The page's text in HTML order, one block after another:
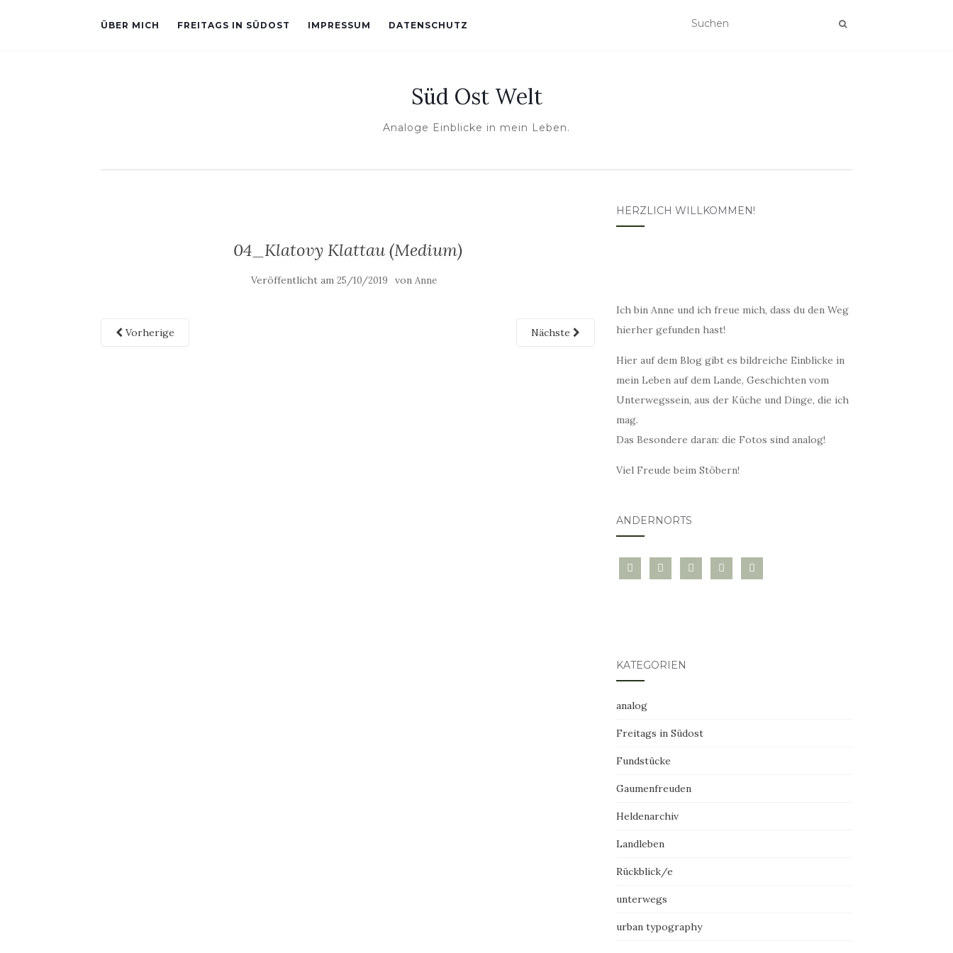
ÜBER MICH FREITAGS IN SÜDOST IMPRESSUM DATENSCHUTZ
Süd Ost Welt
Analoge Einblicke in mein Leben.
04_Klatovy Klattau (Medium)
Veröffentlicht am25/10/2019 vonAnne
Vorherige Nächste
HERZLICH WILLKOMMEN!
Ich bin Anne und ich freue mich, dass du den Weg
hierher gefunden hast!
Hier auf dem Blog gibt es bildreiche Einblicke in
mein Leben auf dem Lande, Geschichten vom
Unterwegssein, aus der Küche und Dinge, die ich
mag.
Das Besondere daran: die Fotos sind analog!
Viel Freude beim Stöbern!
ANDERNORTS
bloglovininstagramtwitter pinterest
mail
KATEGORIEN
analog
Freitags in Südost
Fundstücke
Gaumenfreuden
Heldenarchiv
Landleben
Rückblick/e
unterwegs
urban typography